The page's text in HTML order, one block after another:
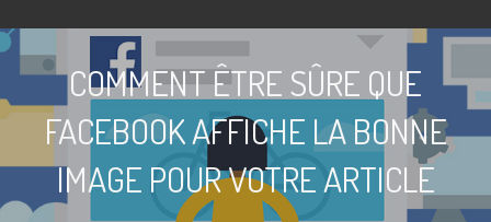
COMMENT ÊTRE SÛRE QUE
FACEBOOK AFFICHE LA BONNE
IMAGE POUR VOTRE ARTICLE